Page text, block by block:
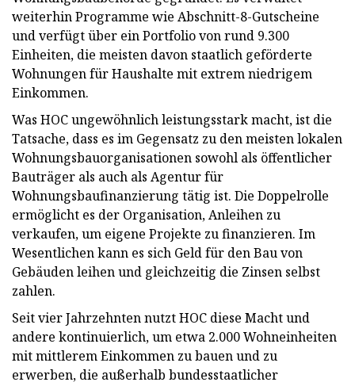
weiterhin Programme wie Abschnitt-8-Gutscheine
und verfügt über ein Portfolio von rund 9.300
Einheiten, die meisten davon staatlich geförderte
Wohnungen für Haushalte mit extrem niedrigem
Einkommen.
Was HOC ungewöhnlich leistungsstark macht, ist die
Tatsache, dass es im Gegensatz zu den meisten lokalen
Wohnungsbauorganisationen sowohl als öffentlicher
Bauträger als auch als Agentur für
Wohnungsbaufinanzierung tätig ist. Die Doppelrolle
ermöglicht es der Organisation, Anleihen zu
verkaufen, um eigene Projekte zu finanzieren. Im
Wesentlichen kann es sich Geld für den Bau von
Gebäuden leihen und gleichzeitig die Zinsen selbst
zahlen.
Seit vier Jahrzehnten nutzt HOC diese Macht und
andere kontinuierlich, um etwa 2.000 Wohneinheiten
mit mittlerem Einkommen zu bauen und zu
erwerben, die außerhalb bundesstaatlicher